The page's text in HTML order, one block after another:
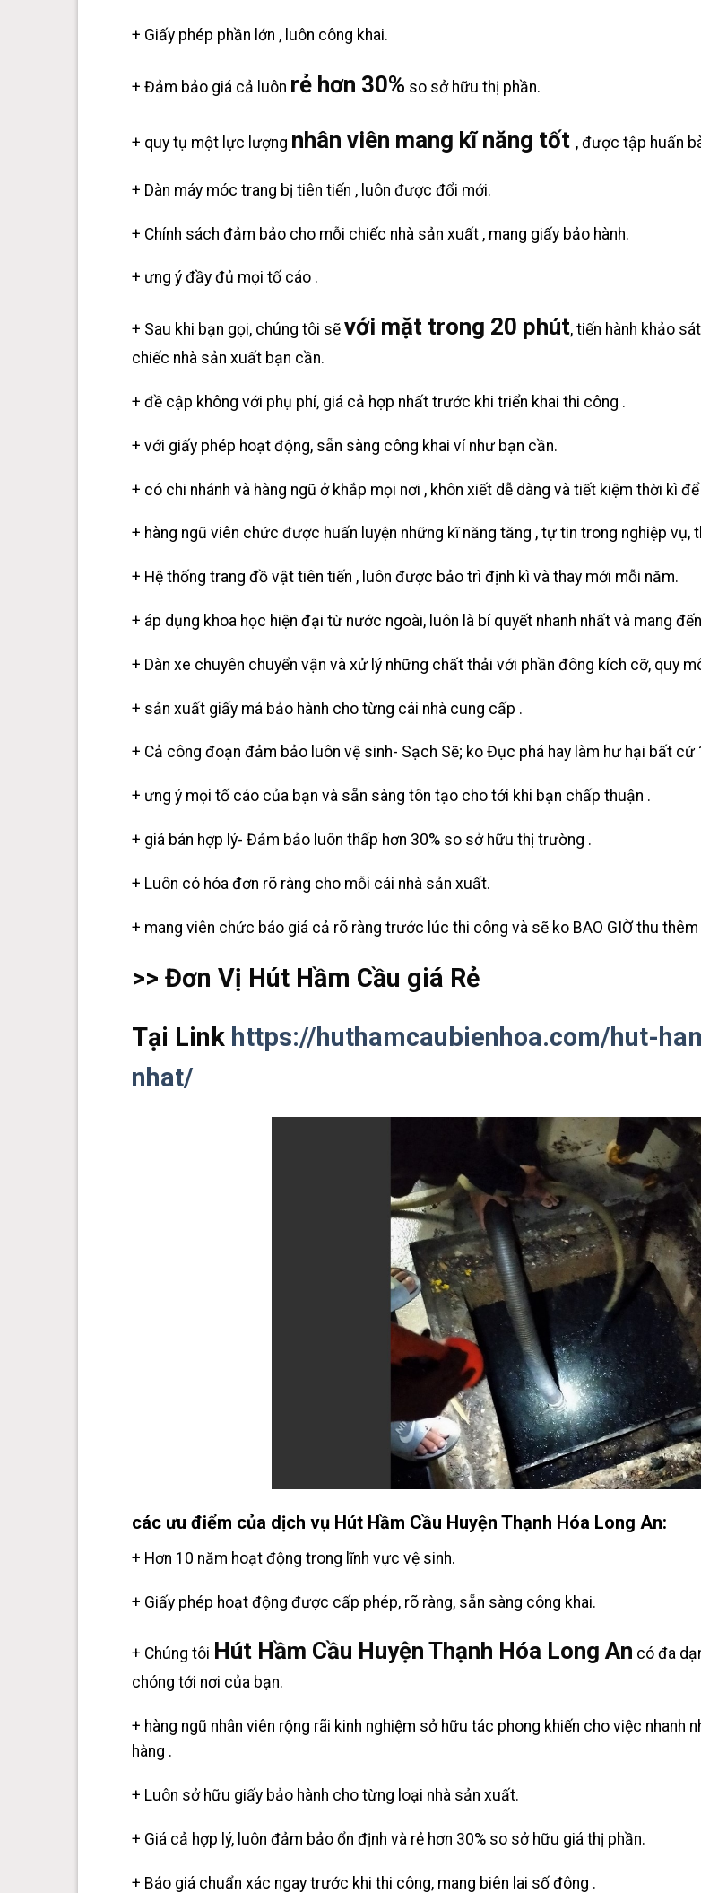
+ Giấy phép phần lớn , luôn công khai.
+ Đảm bảo giá cả luôn rẻ hơn 30% so sở hữu thị phần.
+ quy tụ một lực lượng nhân viên mang kĩ năng tốt , được tập huấn
+ Dàn máy móc trang bị tiên tiến , luôn được đổi mới.
+ Chính sách đảm bảo cho mỗi chiếc nhà sản xuất , mang giấy bảo hành.
+ ưng ý đầy đủ mọi tố cáo .
+ Sau khi bạn gọi, chúng tôi sẽ với mặt trong 20 phút, tiến hành khảo
chiếc nhà sản xuất bạn cần.
+ đề cập không với phụ phí, giá cả hợp nhất trước khi triển khai thi công .
+ với giấy phép hoạt động, sẵn sàng công khai ví như bạn cần.
+ có chi nhánh và hàng ngũ ở khắp mọi nơi , khôn xiết dễ dàng và tiết kiệm thời kì
+ hàng ngũ viên chức được huấn luyện những kĩ năng tăng , tự tin trong nghiệp vụ,
+ Hệ thống trang đồ vật tiên tiến , luôn được bảo trì định kì và thay mới mỗi năm.
+ áp dụng khoa học hiện đại từ nước ngoài, luôn là bí quyết nhanh nhất và mang
+ Dàn xe chuyên chuyển vận và xử lý những chất thải với phần đông kích cỡ, quy
+ sản xuất giấy má bảo hành cho từng cái nhà cung cấp .
+ Cả công đoạn đảm bảo luôn vệ sinh- Sạch Sẽ; ko Đục phá hay làm hư hại bất cứ
+ ưng ý mọi tố cáo của bạn và sẵn sàng tôn tạo cho tới khi bạn chấp thuận .
+ giá bán hợp lý- Đảm bảo luôn thấp hơn 30% so sở hữu thị trường .
+ Luôn có hóa đơn rõ ràng cho mỗi cái nhà sản xuất.
+ mang viên chức báo giá cả rõ ràng trước lúc thi công và sẽ ko BAO GIỜ thu thêm
>> Đơn Vị Hút Hầm Cầu giá Rẻ
Tại Link https://huthamcaubienhoa.com/hut-
nhat/
các ưu điểm của dịch vụ Hút Hầm Cầu Huyện Thạnh Hóa Long An:
+ Hơn 10 năm hoạt động trong lĩnh vực vệ sinh.
+ Giấy phép hoạt động được cấp phép, rõ ràng, sẵn sàng công khai.
+ Chúng tôi Hút Hầm Cầu Huyện Thạnh Hóa Long An có đa
chóng tới nơi của bạn.
+ hàng ngũ nhân viên rộng rãi kinh nghiệm sở hữu tác phong khiến cho việc nhanh
hàng .
+ Luôn sở hữu giấy bảo hành cho từng loại nhà sản xuất.
+ Giá cả hợp lý, luôn đảm bảo ổn định và rẻ hơn 30% so sở hữu giá thị phần.
+ Báo giá chuẩn xác ngay trước khi thi công, mang biên lai số đông .